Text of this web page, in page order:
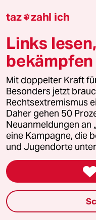
Surfen
Verlag
Aktuelles
Hausblog
Die Seitenwende
Stellen
taz zahl ich
Links
bekämpfen
Mit doppelter Kraft
Besonders jetzt
Rechtsextremismus
Daher gehen 50
Neuanmeldungen an
eine Kampagne, die
und Jugendorte